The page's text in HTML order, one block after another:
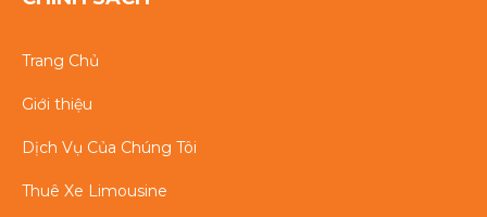
Trang Chủ
Giới thiệu
Dịch Vụ Của Chúng Tôi
Thuê Xe Limousine